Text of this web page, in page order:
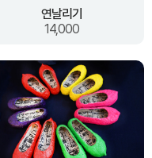
연날리기
14,000